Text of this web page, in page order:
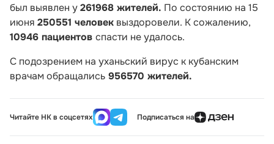
был выявлен у261968 жителей. По состоянию на 15
июня 250551 человек выздоровели. К сожалению,
10946 пациентов спасти не удалось.
С подозрением на уханьский вирус к кубанским
врачам обращались 956570 жителей.
Читайте НК в соцсетях Подписаться на